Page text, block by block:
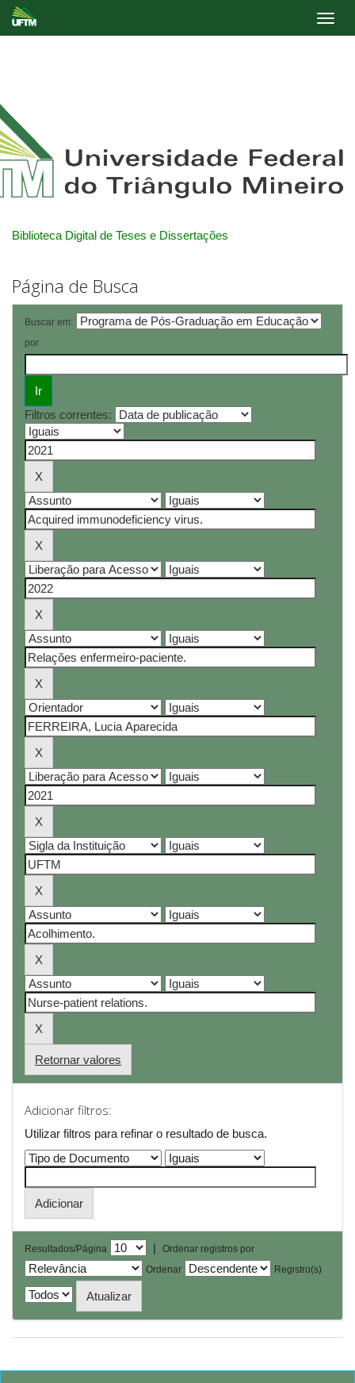
Biblioteca Digital de Teses e Dissertações
Página de Busca
Buscar em:
por
Filtros correntes:
Retornar valores
Adicionar filtros:
Utilizar filtros para refinar o resultado de busca.
Resultados/Página |
Ordenar registros por
Ordenar
Registro(s)